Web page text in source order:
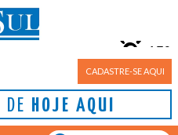
CADASTRE-SE AQUI
DE HOJE AQUI
Porto Alegre
15°